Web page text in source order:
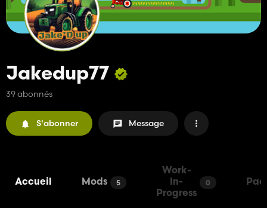
Jakedup77
39 abonnés
S'abonner Message
Accueil Mods 5
Work-
In-
Progress
0